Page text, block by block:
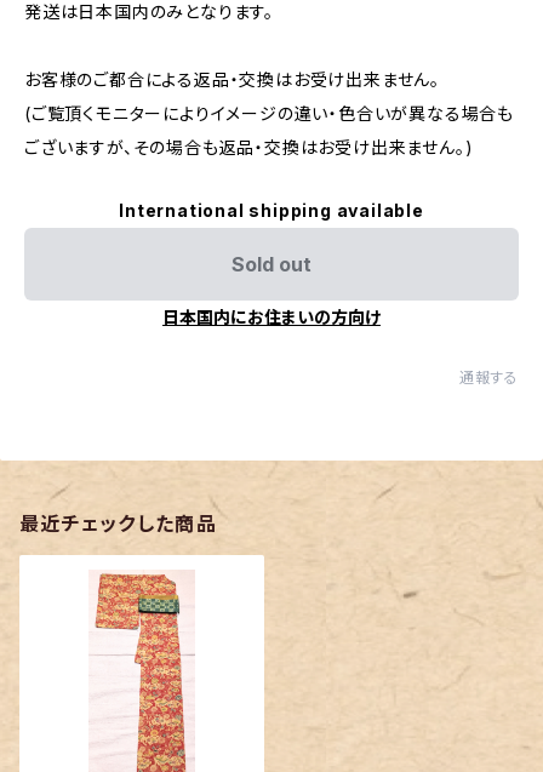
発送は日本国内のみとなります。
お客様のご都合による返品・交換はお受け出来ません。
(ご覧頂くモニターによりイメージの違い・色合いが異なる場合も
ございますが、その場合も返品・交換はお受け出来ません。)
International shipping available
Sold out
日本国内にお住まいの方向け
通報する
最近チェックした商品